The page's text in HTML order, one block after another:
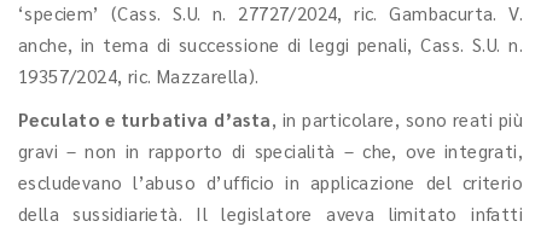
‘speciem’ (Cass. S.U. n. 27727/2024, ric. Gambacurta. V.
anche, in tema di successione di leggi penali, Cass. S.U. n.
19357/2024, ric. Mazzarella).
Peculato e turbativa d’asta, in particolare, sono reati più
gravi – non in rapporto di specialità – che, ove integrati,
escludevano l’abuso d’ufficio in applicazione del criterio
della sussidiarietà. Il legislatore aveva limitato infatti